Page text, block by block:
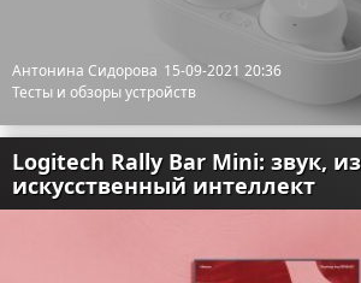
Антонина Сидорова 15-09-2021 20:36
Тесты и обзоры устройств
Logitech Rally Bar Mini: звук,
искусственный интеллект